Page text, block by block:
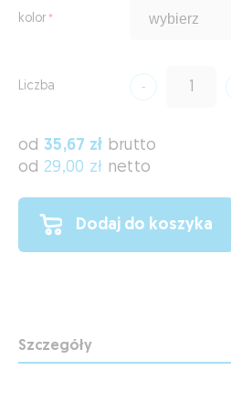
od 35,67 zł brutto
od 29,00 zł netto
Dodaj do koszyka
Liczba
kolor
Szczegóły